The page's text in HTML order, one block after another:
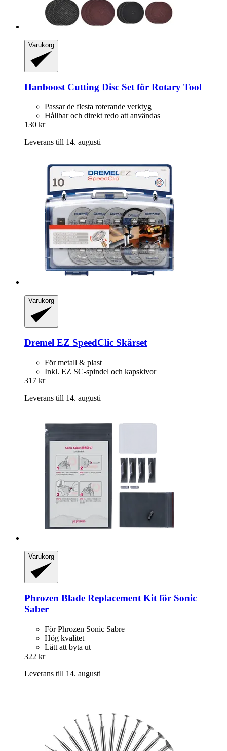
Varukorg
Hanboost Cutting Disc Set för Rotary Tool
Passar de flesta roterande verktyg
Hållbar och direkt redo att användas
130 kr
Leverans till 14. augusti
Varukorg
Dremel EZ SpeedClic Skärset
För metall & plast
Inkl. EZ SC-spindel och kapskivor
317 kr
Leverans till 14. augusti
Varukorg
Phrozen Blade Replacement Kit för Sonic
Saber
För Phrozen Sonic Sabre
Hög kvalitet
Lätt att byta ut
322 kr
Leverans till 14. augusti